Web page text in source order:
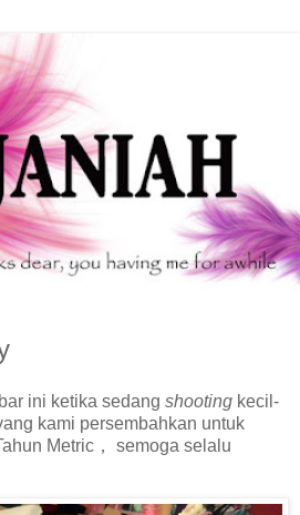
ini ketika sedang shooting kecil-
kami persembahkan untuk
Metric， semoga selalu